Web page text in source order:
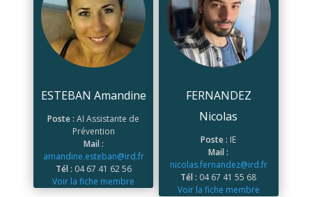
ESTEBAN Amandine
Poste :AI Assistante de
Prévention
Mail :
amandine.esteban@ird.fr
Tél : 04 67 41 62 56
Voir la fiche membre
FERNANDEZ
Nicolas
Poste : IE
Mail :
nicolas.fernandez@ird.fr
Tél : 04 67 41 55 68
Voir la fiche membre